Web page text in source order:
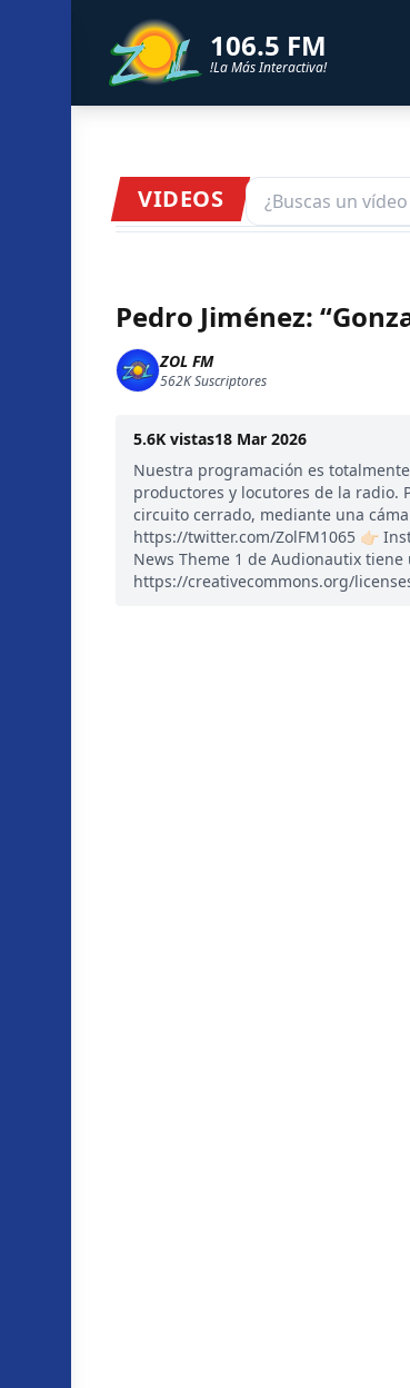
106.5 FM
!La Más Interactiva!
VIDEOS
Pedro Jiménez:
ZOL FM
562KSuscriptores
5.6K vistas18 Mar 2026
Nuestra programación es
productores y locutores de la radio.
circuito cerrado, mediante una
https://twitter.com/ZolFM1065 👉🏻
News Theme 1 de Audionautix
https://creativecommons.org/